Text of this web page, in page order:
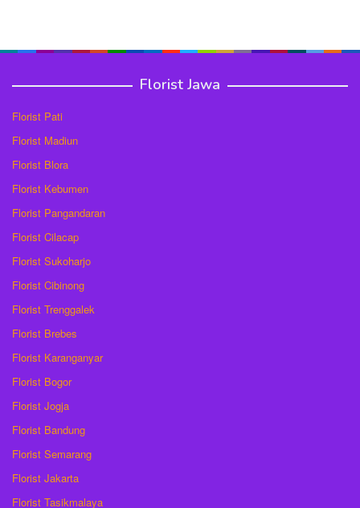
Florist Jawa
Florist Pati
Florist Madiun
Florist Blora
Florist Kebumen
Florist Pangandaran
Florist Cilacap
Florist Sukoharjo
Florist Cibinong
Florist Trenggalek
Florist Brebes
Florist Karanganyar
Florist Bogor
Florist Jogja
Florist Bandung
Florist Semarang
Florist Jakarta
Florist Tasikmalaya